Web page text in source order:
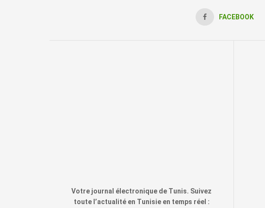
FACEBOOK
Votre journal électronique de Tunis. Suivez
toute l’actualité en Tunisie en temps réel :